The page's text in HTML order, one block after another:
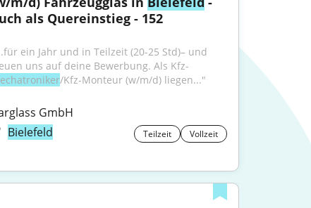
als Quereinstieg - 152
ein Jahr und in Teilzeit (20-25 Std)– und
uns auf deine Bewerbung. Als Kfz-
/Kfz-Monteur (w/m/d) liegen..."
GmbH
Bielefeld
Teilzeit Vollzeit